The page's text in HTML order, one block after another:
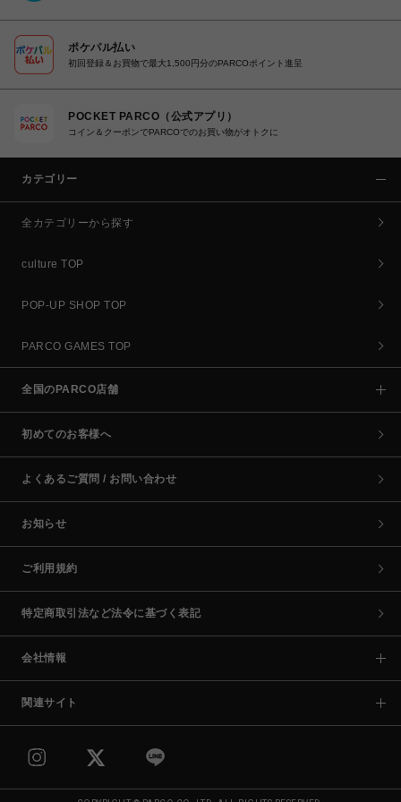
ポケパル払い
初回登録＆お買物で最大1,500円分のPARCOポイント進呈
POCKET PARCO（公式アプリ）
コイン＆クーポンでPARCOでのお買い物がオトクに
カテゴリー
全カテゴリーから探す
culture TOP
POP-UP SHOP TOP
PARCO GAMES TOP
全国のPARCO店舗
初めてのお客様へ
よくあるご質問 / お問い合わせ
お知らせ
ご利用規約
特定商取引法など法令に基づく表記
会社情報
関連サイト